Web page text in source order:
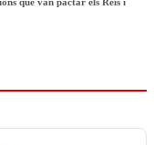
que van pactar els Reis i